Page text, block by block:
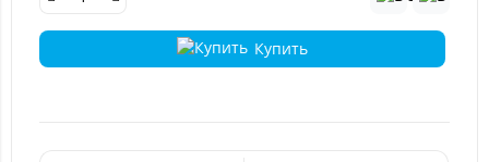
Купить